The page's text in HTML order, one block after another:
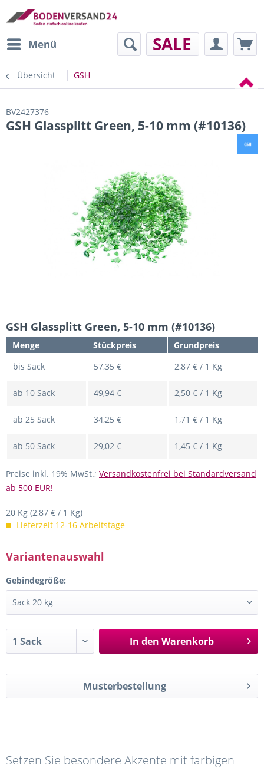
Menü SALE
Übersicht GSH
BV2427376
GSH Glassplitt Green, 5-10 mm (#10136)
GSH Glassplitt Green, 5-10 mm (#10136)
Menge Stückpreis
Grundpreis
bis Sack 57,35 € 2,87 € / 1 Kg
ab 10 Sack 49,94 € 2,50 € / 1 Kg
ab 25 Sack 34,25 € 1,71 € / 1 Kg
ab 50 Sack 29,02 € 1,45 € / 1 Kg
Preise inkl. 19% MwSt.; Versandkostenfrei bei Standardversand
ab 500 EUR!
20 Kg (2,87 € / 1 Kg)
Lieferzeit 12-16 Arbeitstage
Variantenauswahl
Gebindegröße:
In den Warenkorb
Musterbestellung
Setzen Sie besondere Akzente mit farbigen